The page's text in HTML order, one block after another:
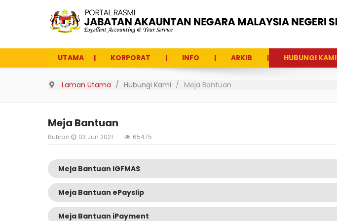
UTAMA KORPORAT INFO ARKIB HUBUNGI KAMI
Laman Utama Hubungi Kami Meja Bantuan
Meja Bantuan
Butiran 03 Jun 2021 65475
Meja Bantuan iGFMAS
Meja Bantuan ePayslip
Meja Bantuan iPayment